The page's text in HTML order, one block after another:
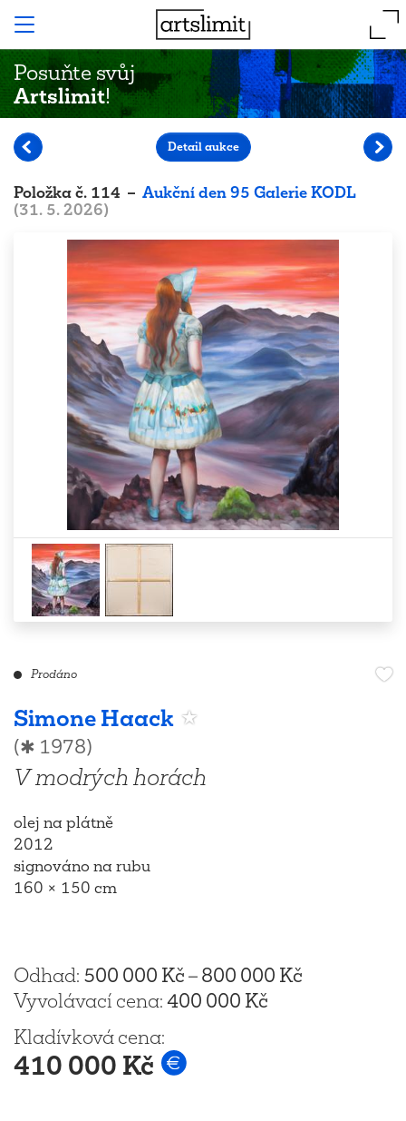
Posuňte svůj
Artslimit!
Položkač. 114 – Aukční den 95 Galerie KODL
(31. 5. 2026)
Detail aukce
Prodáno
Simone Haack
(✱ 1978)
V modrých horách
olej na plátně
2012
signováno na rubu
160 × 150 cm
Odhad: 500 000 Kč–800 000 Kč
Vyvolávací cena:400 000 Kč
Kladívková cena:
410 000 Kč